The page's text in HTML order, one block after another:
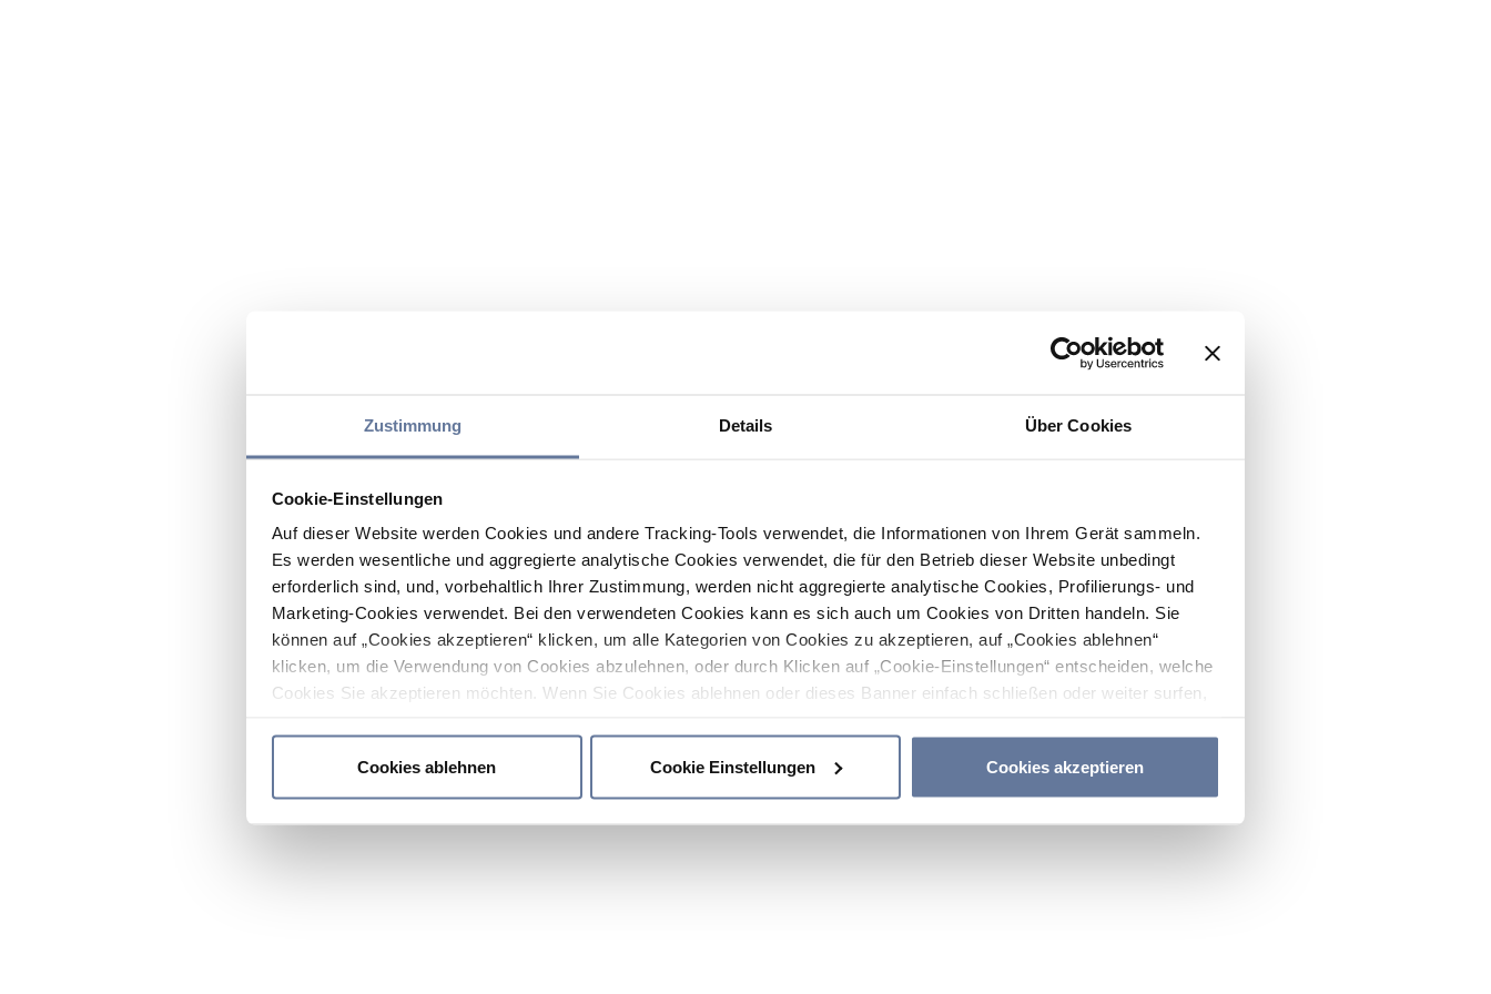
Zustimmung Details Über Cookies
Cookie-Einstellungen
Auf dieser Website werden Cookies und andere Tracking-Tools verwendet, die Informationen von Ihrem Gerät sammeln.
Es werden wesentliche und aggregierte analytische Cookies verwendet, die für den Betrieb dieser Website unbedingt
erforderlich sind, und, vorbehaltlich Ihrer Zustimmung, werden nicht aggregierte analytische Cookies, Profilierungs- und
Marketing-Cookies verwendet. Bei den verwendeten Cookies kann es sich auch um Cookies von Dritten handeln. Sie
können auf „Cookies akzeptieren“ klicken, um alle Kategorien von Cookies zu akzeptieren, auf „Cookies ablehnen“
klicken, um die Verwendung von Cookies abzulehnen, oder durch Klicken auf „Cookie-Einstellungen“ entscheiden, welche
Cookies Sie akzeptieren möchten. Wenn Sie Cookies ablehnen oder dieses Banner einfach schließen oder weiter surfen,
Cookies ablehnen
Cookie Einstellungen Cookies akzeptieren